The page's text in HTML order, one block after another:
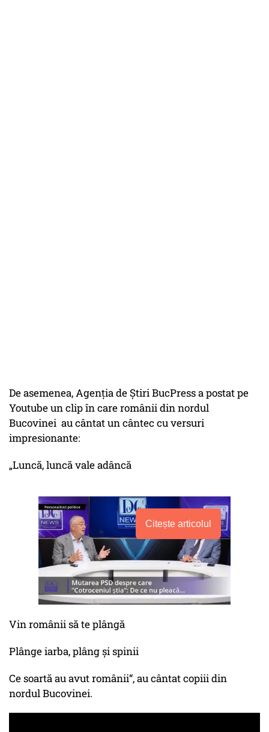
De asemenea, Agenția de Știri BucPress a postat pe
Youtube un clip în care românii din nordul
Bucovinei au cântat un cântec cu versuri
impresionante:
„Luncă, luncă vale adâncă
Citește articolul
Vin românii să te plângă
Plânge iarba, plâng și spinii
Ce soartă au avut românii“, au cântat copiii din
nordul Bucovinei.